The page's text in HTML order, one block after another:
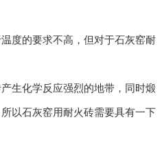
度的要求不高，但对于石灰窑耐
生化学反应强烈的地带，同时煅
以石灰窑用耐火砖需要具有一下